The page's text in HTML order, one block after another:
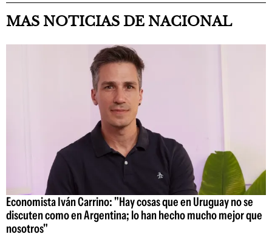
MAS NOTICIAS DE NACIONAL
Economista Iván Carrino: "Hay cosas que en Uruguay no se
discuten como en Argentina; lo han hecho mucho mejor que
nosotros"